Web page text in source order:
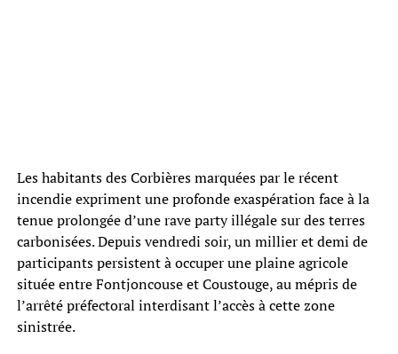
Les habitants des Corbières marquées par le récent
incendie expriment une profonde exaspération face à la
tenue prolongée d’une rave party illégale sur des terres
carbonisées. Depuis vendredi soir, un millier et demi de
participants persistent à occuper une plaine agricole
située entre Fontjoncouse et Coustouge, au mépris de
l’arrêté préfectoral interdisant l’accès à cette zone
sinistrée.